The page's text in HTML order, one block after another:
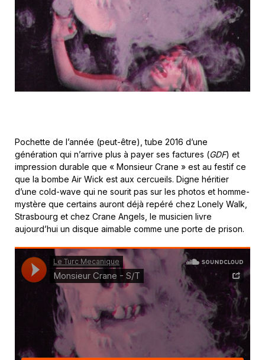
Pochette de l’année (peut-être), tube 2016 d’une
génération qui n’arrive plus à payer ses factures (GDF) et
impression durable que « Monsieur Crane » est au festif ce
que la bombe Air Wick est aux cercueils. Digne héritier
d’une cold-wave qui ne sourit pas sur les photos et homme-
mystère que certains auront déjà repéré chez Lonely Walk,
Strasbourg et chez Crane Angels, le musicien livre
aujourd’hui un disque aimable comme une porte de prison.